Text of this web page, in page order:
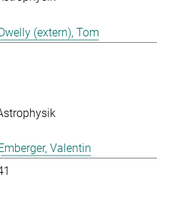
(extern), Tom
Emberger, Valentin